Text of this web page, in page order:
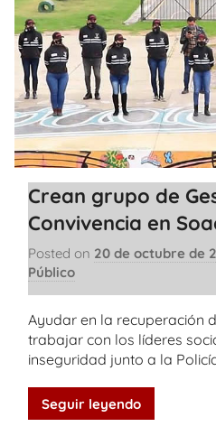
Crean grupo de
Convivencia en
Posted on 20 de octubre de
Público
Ayudar en la recuperación
trabajar con los líderes
inseguridad junto a la
Seguir leyendo